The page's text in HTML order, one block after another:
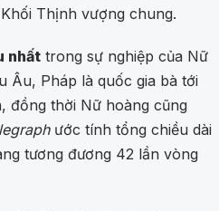
Thịnh vượng chung.
nhất trong sự nghiệp của Nữ
Âu, Pháp là quốc gia bà tới
đồng thời Nữ hoàng cũng
ước tính tổng chiều dài
tương đương 42 lần vòng